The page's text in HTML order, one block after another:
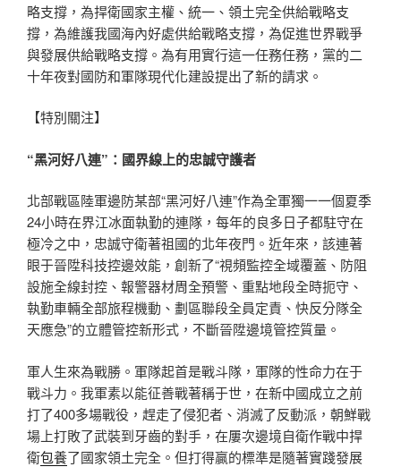
略支撐，為捍衛國家主權、統一、領土完全供給戰略支
撐，為維護我國海內好處供給戰略支撐，為促進世界戰爭
與發展供給戰略支撐。為有用實行這一任務任務，黨的二
十年夜對國防和軍隊現代化建設提出了新的請求。
【特別關注】
“黑河好八連”：國界線上的忠誠守護者
北部戰區陸軍邊防某部“黑河好八連”作為全軍獨一一個夏季
24小時在界江冰面執勤的連隊，每年的良多日子都駐守在
極冷之中，忠誠守衛著祖國的北年夜門。近年來，該連著
眼于晉陞科技控邊效能，創新了“視頻監控全域覆蓋、防阻
設施全線封控、報警器材周全預警、重點地段全時扼守、
執勤車輛全部旅程機動、劃區聯段全員定責、快反分隊全
天應急”的立體管控新形式，不斷晉陞邊境管控質量。
軍人生來為戰勝。軍隊起首是戰斗隊，軍隊的性命力在于
戰斗力。我軍素以能征善戰著稱于世，在新中國成立之前
打了400多場戰役，趕走了侵犯者、消滅了反動派，朝鮮戰
場上打敗了武裝到牙齒的對手，在屢次邊境自衛作戰中捍
衛包養了國家領土完全。但打得贏的標準是隨著實踐發展